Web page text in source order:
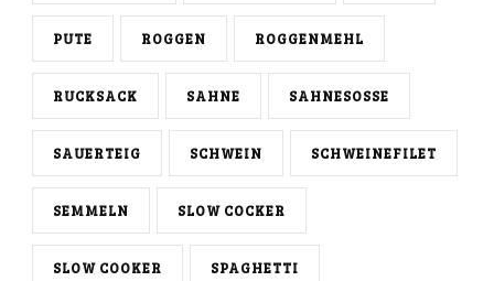
PUTE ROGGEN ROGGENMEHL
RUCKSACK SAHNE SAHNESOSSE
SAUERTEIG SCHWEIN SCHWEINEFILET
SEMMELN SLOW COCKER
SLOW COOKER SPAGHETTI